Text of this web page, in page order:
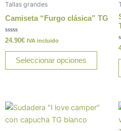
Tallas grandes
Camiseta “Furgo clásica” TG
Valorado
con
0
24.90€ IVA incluido
Seleccionar opciones
página
Este